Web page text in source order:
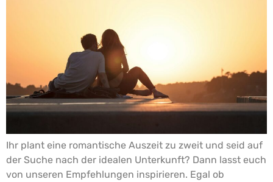
Ihr plant eine romantische Auszeit zu zweit und seid auf
der Suche nach der idealen Unterkunft? Dann lasst euch
von unseren Empfehlungen inspirieren. Egal ob